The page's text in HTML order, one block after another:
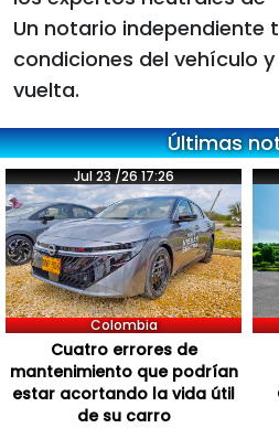
Un notario independiente
condiciones del vehículo
vuelta.
Últimas
Jul 23 /26 17:26
Colombia
Cuatro errores de
mantenimiento que podrían
estar acortando la vida útil
de su carro